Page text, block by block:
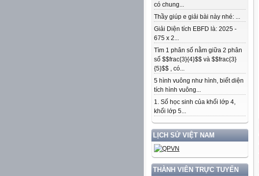
có chung...
Thầy giúp e giải bài này nhé: ...
Giải Diện tích EBFD là: 2025 -
675 x 2...
Tìm 1 phân số nằm giữa 2 phân
số $$frac{3}{4}$$ và $$frac{3}
{5}$$ , có...
5 hình vuông như hình, biết diện
tích hình vuông...
1. Số học sinh của khối lớp 4,
khối lớp 5...
LỊCH SỬ VIỆT NAM
THÀNH VIÊN TRỰC TUYẾN